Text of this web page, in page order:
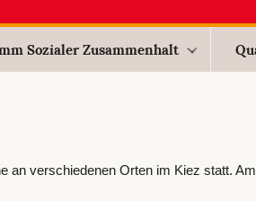
Sozialer Zusammenhalt
an verschiedenen Orten im Kiez statt.